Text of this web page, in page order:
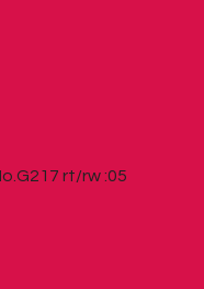
rt/rw :05